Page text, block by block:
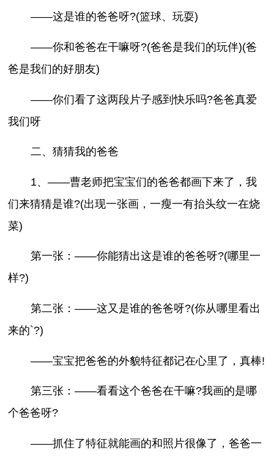
——这是谁的爸爸呀?(篮球、玩耍)
——你和爸爸在干嘛呀?(爸爸是我们的玩伴)(爸
爸是我们的好朋友)
——你们看了这两段片子感到快乐吗?爸爸真爱
我们呀
二、猜猜我的爸爸
1、——曹老师把宝宝们的爸爸都画下来了，我
们来猜猜是谁?(出现一张画，一瘦一有抬头纹一在烧
菜)
第一张：——你能猜出这是谁的爸爸呀?(哪里一
样?)
第二张：——这又是谁的爸爸呀?(你从哪里看出
来的`?)
——宝宝把爸爸的外貌特征都记在心里了，真棒!
第三张：——看看这个爸爸在干嘛?我画的是哪
个爸爸呀?
——抓住了特征就能画的和照片很像了，爸爸一